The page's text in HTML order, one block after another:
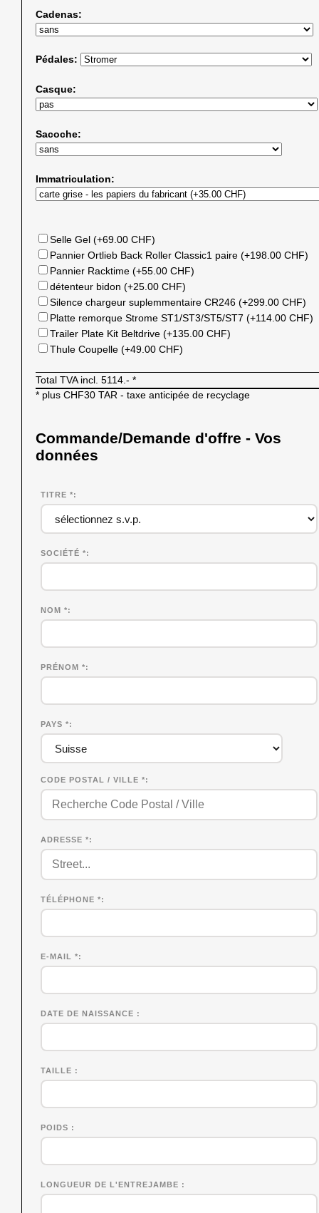
Cadenas:
Pédales:
Casque:
Sacoche:
Immatriculation:
Selle Gel (+69.00 CHF)
Pannier Ortlieb Back Roller Classic1 paire (+198.00 CHF)
Pannier Racktime (+55.00 CHF)
détenteur bidon (+25.00 CHF)
Silence chargeur suplemmentaire CR246 (+299.00 CHF)
Platte remorque Strome ST1/ST3/ST5/ST7 (+114.00 CHF)
Trailer Plate Kit Beltdrive (+135.00 CHF)
Thule Coupelle (+49.00 CHF)
Total TVA incl.5114.- *
* plus CHF30 TAR - taxe anticipée de recyclage
Commande/Demande d'offre - Vos
données
TITRE *
SOCIÉTÉ*
NOM*
PRÉNOM*
PAYS *
CODE POSTAL / VILLE *
ADRESSE *
TÉLÉPHONE *
E-MAIL *
DATE DE NAISSANCE
TAILLE
POIDS
LONGUEUR DE L'ENTREJAMBE